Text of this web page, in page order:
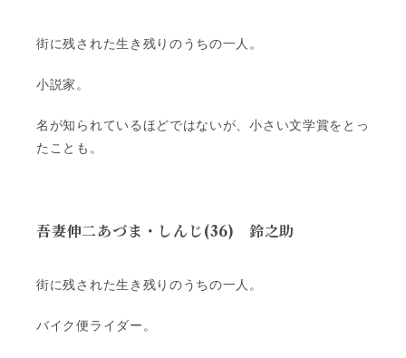
街に残された生き残りのうちの一人。
小説家。
名が知られているほどではないが、小さい文学賞をとっ
たことも。
吾妻伸二あづま・しんじ(36) 鈴之助
街に残された生き残りのうちの一人。
バイク便ライダー。